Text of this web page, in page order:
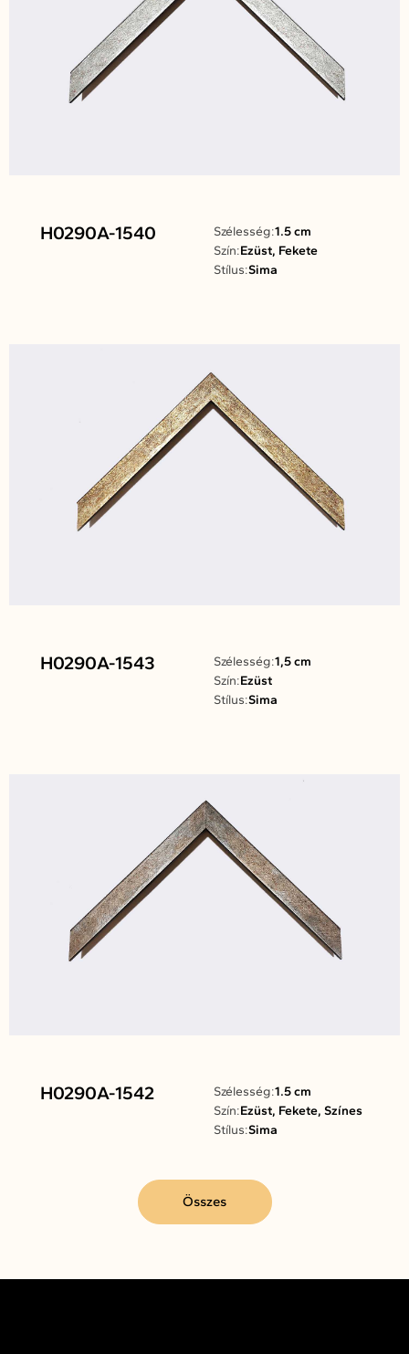
H0290A-1540 Szélesség:1.5 cm
Szín:Ezüst, Fekete
Stílus:Sima
H0290A-1543 Szélesség:1,5 cm
Szín:Ezüst
Stílus:Sima
H0290A-1542 Szélesség:1.5 cm
Szín:Ezüst, Fekete, Színes
Stílus:Sima
Összes